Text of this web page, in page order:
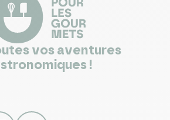
vos aventures
!